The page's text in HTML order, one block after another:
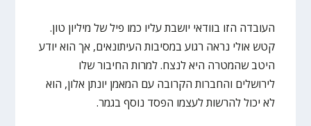
העובדה הזו בוודאי יושבת עליו כמו פיל של מיליון טון.
קטש אולי נראה רגוע במסיבות העיתונאים, אך הוא יודע
היטב שהמטרה היא לנצח. למרות החיבור שלו
לירושלים והחברות הקרובה עם המאמן יונתן אלון, הוא
לא יכול להרשות לעצמו הפסד נוסף בגמר.